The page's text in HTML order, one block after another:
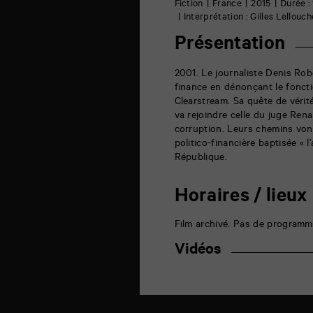
Fiction France 2015
Durée :
Interprétation : Gilles
Présentation
2001. Le journaliste Denis
finance en dénonçant le
Clearstream. Sa quête de
va rejoindre celle du juge
corruption. Leurs chemins
politico-financière baptisée «
République.
Horaires / lieux
Film archivé. Pas de
Vidéos